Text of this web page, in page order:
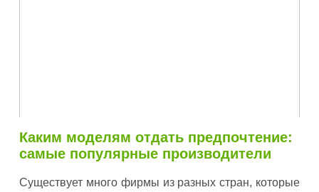
Каким моделям отдать предпочтение:
самые популярные производители
Существует много фирмы из разных стран, которые